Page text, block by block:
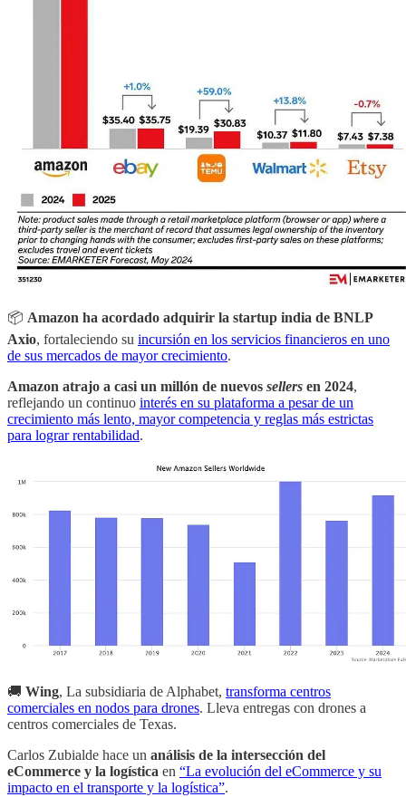
📦 Amazon ha acordado adquirir la startup india de BNLP
Axio, fortaleciendo su incursión en los servicios financieros en uno
de sus mercados de mayor crecimiento.
Amazon atrajo a casi un millón de nuevos sellers en 2024,
reflejando un continuo interés en su plataforma a pesar de un
crecimiento más lento, mayor competencia y reglas más estrictas
para lograr rentabilidad.
🚚 Wing, La subsidiaria de Alphabet, transforma centros
comerciales en nodos para drones. Lleva entregas con drones a
centros comerciales de Texas.
Carlos Zubialde hace un análisis de la intersección del
eCommerce y la logística en “La evolución del eCommerce y su
impacto en el transporte y la logística”.